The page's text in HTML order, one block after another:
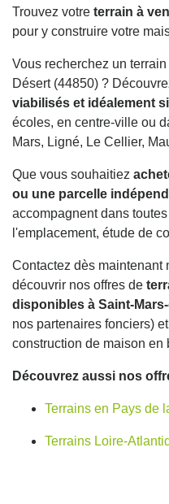
Trouvez votre terrain à
pour y construire votre
Vous recherchez un
Désert (44850) ?
viabilisés et idéalement
écoles, en centre-ville ou
Mars, Ligné, Le Cellier,
Que vous souhaitiez
ou une parcelle
accompagnent dans
l'emplacement, étude de
Contactez dès maintenant
découvrir nos offres de
disponibles à Saint-
nos partenaires fonciers)
construction de maison en
Découvrez aussi nos
Terrains en Pays de
Terrains Loire-